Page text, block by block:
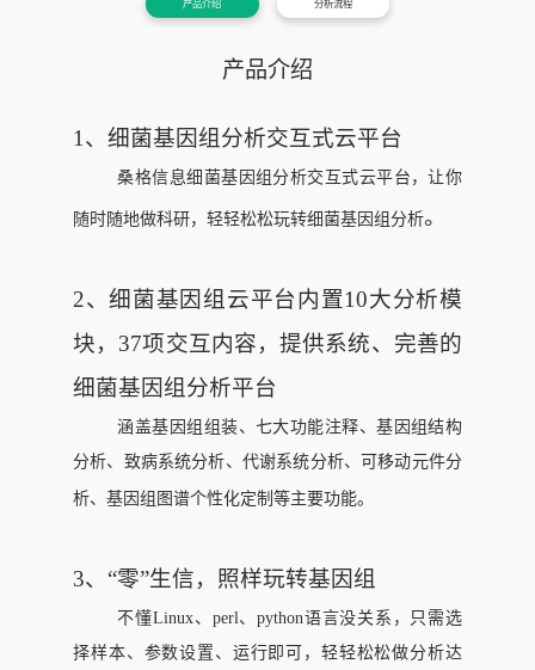
产品介绍 分析流程
产品介绍
1、细菌基因组分析交互式云平台
桑格信息细菌基因组分析交互式云平台，让你
随时随地做科研，轻轻松松玩转细菌基因组分析。
2、细菌基因组云平台内置10大分析模
块，37项交互内容，提供系统、完善的
细菌基因组分析平台
涵盖基因组组装、七大功能注释、基因组结构
分析、致病系统分析、代谢系统分析、可移动元件分
析、基因组图谱个性化定制等主要功能。
3、 “零”生信，照样玩转基因组
不懂Linux、perl、python语言没关系，只需选
择样本、参数设置、运行即可，轻轻松松做分析达